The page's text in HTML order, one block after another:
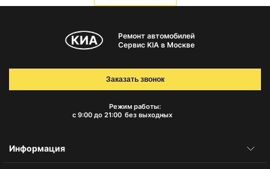
Ремонт автомобилей
Сервис KIA в Москве
Режим работы:
с 9:00 до 21:00 без выходных
Заказать звонок
Информация